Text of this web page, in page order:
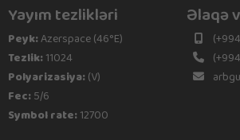
Yayım tezlikləri
Peyk:Azerspace (46°E)
Tezlik:11024
Polyarizasiya:(V)
Fec:5/6
Symbol rate:12700
Əlaqə